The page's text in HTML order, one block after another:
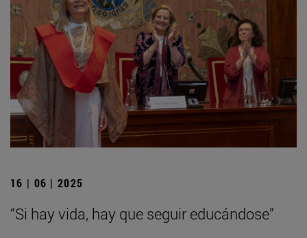
16 | 06 | 2025
“Si hay vida, hay que seguir educándose”